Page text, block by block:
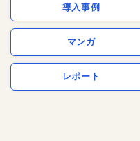
導入事例
マンガ
レポート